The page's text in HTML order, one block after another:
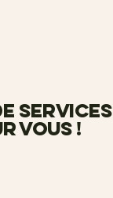
services
vous !